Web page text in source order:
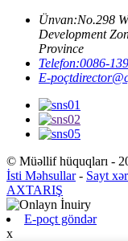
Ünvan:No.298
Development
Province
Telefon:0086-
E-poçt
© Müəllif hüquqları -
İsti Məhsullar- Sayt
AXTARIŞ
E-poçt göndər
x